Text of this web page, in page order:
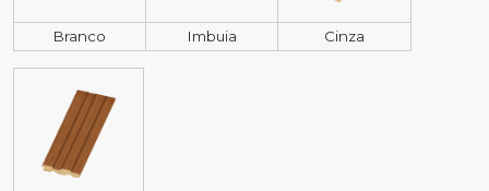
Branco Imbuia Cinza